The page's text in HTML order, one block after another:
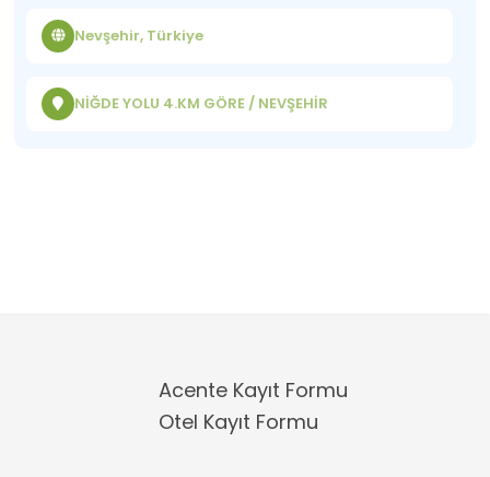
Nevşehir, Türkiye
NİĞDE YOLU 4.KM GÖRE / NEVŞEHİR
Acente Kayıt Formu
Otel Kayıt Formu